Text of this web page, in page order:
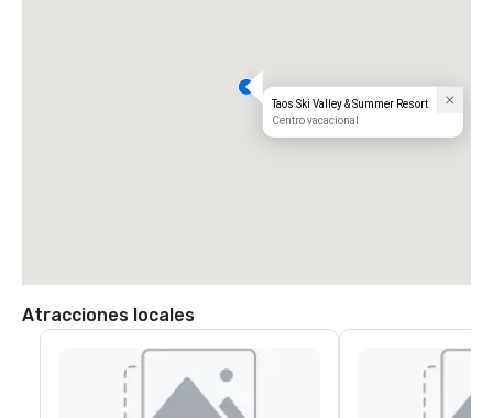
Taos Ski Valley & Summer Resort
Centro vacacional
Atracciones locales